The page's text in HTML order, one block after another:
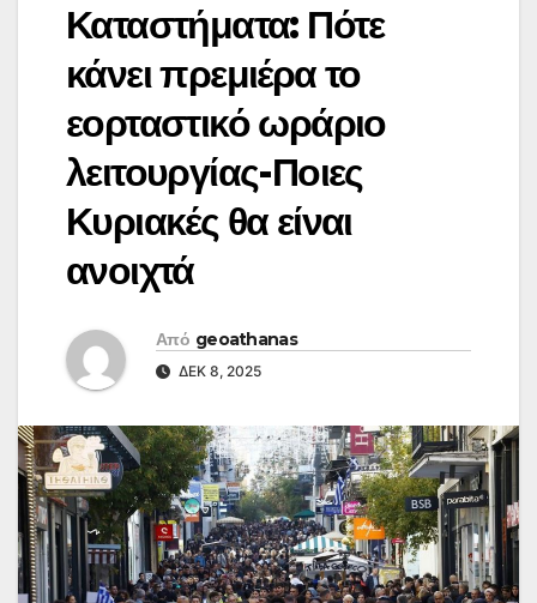
Καταστήματα: Πότε
κάνει πρεμιέρα το
εορταστικό ωράριο
λειτουργίας-Ποιες
Κυριακές θα είναι
ανοιχτά
Από geoathanas
ΔΕΚ 8, 2025